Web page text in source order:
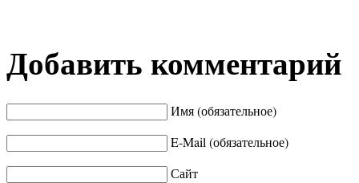
Добавить комментарий
Имя (обязательное)
E-Mail (обязательное)
Сайт